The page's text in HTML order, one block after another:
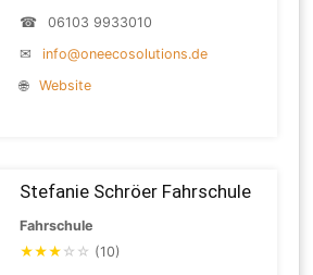
☎
06103 9933010
✉
info@oneecosolutions.de
🌐
Website
Stefanie Schröer Fahrschule
Fahrschule
★★★ ☆ ☆ (10)